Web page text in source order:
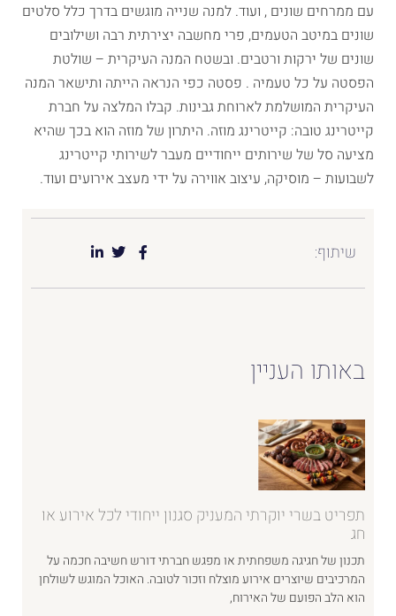
עם ממרחים שונים , ועוד. למנה שנייה מוגשים בדרך כלל סלטים
שונים במיטב הטעמים, פרי מחשבה יצירתית רבה ושילובים
שונים של ירקות ורטבים. ובשטח המנה העיקרית – שולטת
הפסטה על כל טעמיה . פסטה כפי הנראה הייתה ותישאר המנה
העיקרית המושלמת לארוחת גבינות. קבלו המלצה על חברת
קייטרינג טובה: קייטרינג מוזה. היתרון של מוזה הוא בכך שהיא
מציעה סל של שירותים ייחודיים מעבר לשירותי קייטרינג
לשבועות – מוסיקה, עיצוב אווירה על ידי מעצב אירועים ועוד.
שיתוף:
באותו העניין
תפריט בשרי יוקרתי המעניק סגנון ייחודי לכל אירוע או
חג
תכנון של חגיגה משפחתית או מפגש חברתי דורש חשיבה חכמה על
המרכיבים שיוצרים אירוע מוצלח וזכור לטובה. האוכל המוגש לשולחן
הוא הלב הפועם של האירוח,